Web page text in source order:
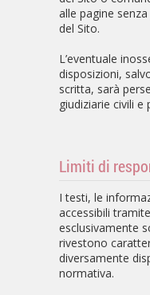
alle pagine
del Sito.
L’eventuale
disposizioni,
scritta, sarà
giudiziarie civili e
Limiti di
I testi, le
accessibili
esclusivamente
rivestono
diversamente
normativa.